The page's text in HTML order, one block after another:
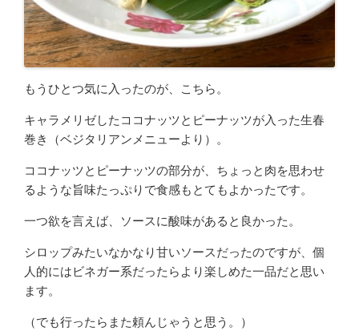
もうひとつ気に入ったのが、こちら。
キャラメリゼしたココナッツとピーナッツが入った生春
巻き（ベジタリアンメニューより）。
ココナッツとピーナッツの部分が、ちょっと肉を思わせ
るような旨味たっぷりで食感もとてもよかったです。
一つ欲を言えば、ソースに酸味があると良かった。
シロップみたいなかなり甘いソースだったのですが、個
人的にはビネガー系だったらより楽しめた一品だと思い
ます。
（でも行ったらまた頼んじゃうと思う。）